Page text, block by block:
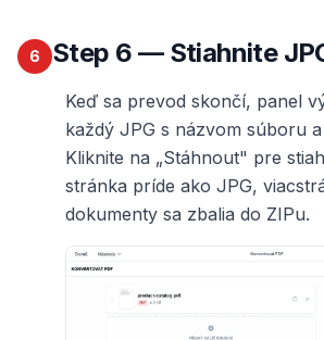
6 Step 6 — Stiahnite
Keď sa prevod skončí, panel
každý JPG s názvom súboru
Kliknite na „Stáhnout" pre
stránka príde ako JPG,
dokumenty sa zbalia do ZIPu.